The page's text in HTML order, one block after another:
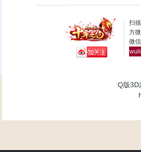
扫
方
微信
Q版3D